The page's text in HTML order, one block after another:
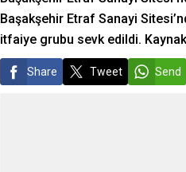
Başakşehir Etraf Sanayi
itfaiye grubu sevk edildi.
Share Tweet Send